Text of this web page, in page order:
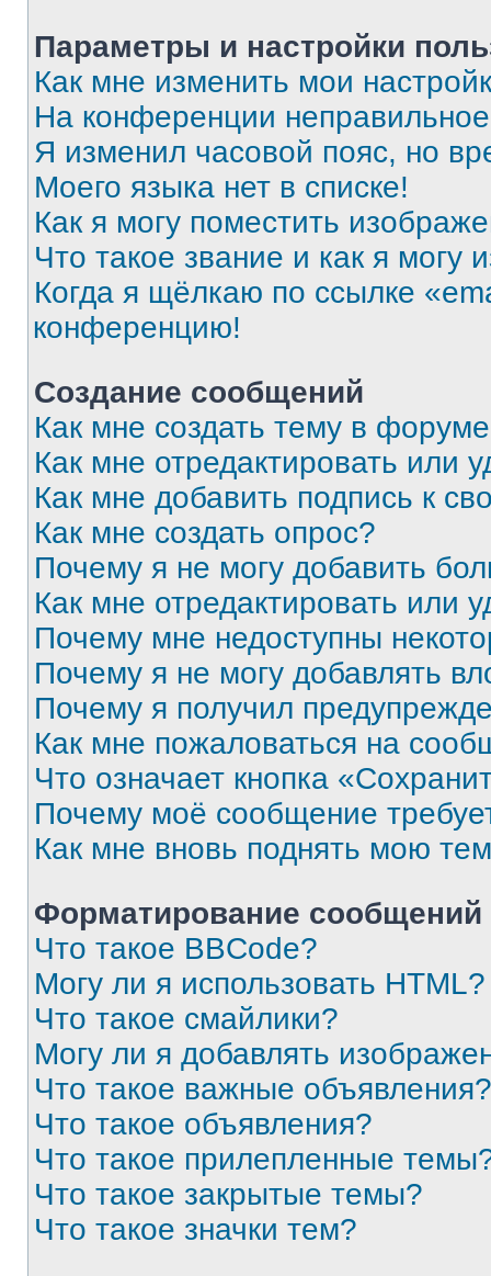
Параметры и настройки
Как мне изменить мои
На конференции
Я изменил часовой пояс, но
Моего языка нет в списке!
Как я могу поместить
Что такое звание и как я могу
Когда я щёлкаю по ссылке
конференцию!
Создание сообщений
Как мне создать тему в
Как мне отредактировать или
Как мне добавить подпись к
Как мне создать опрос?
Почему я не могу добавить
Как мне отредактировать или
Почему мне недоступны
Почему я не могу добавлять
Почему я получил
Как мне пожаловаться на
Что означает кнопка
Почему моё сообщение
Как мне вновь поднять мою
Форматирование
Что такое BBCode?
Могу ли я использовать HTML?
Что такое смайлики?
Могу ли я добавлять
Что такое важные объявления?
Что такое объявления?
Что такое прилепленные
Что такое закрытые темы?
Что такое значки тем?